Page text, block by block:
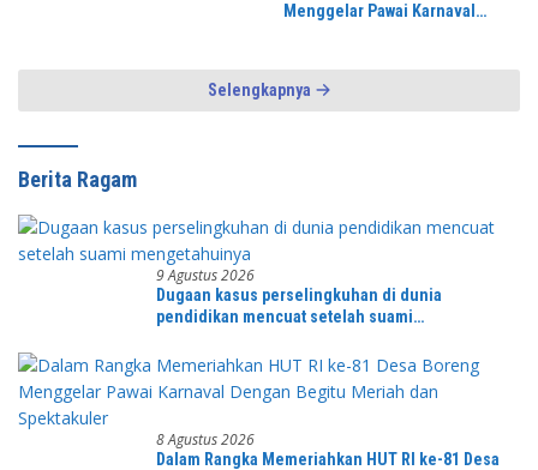
Menggelar Pawai Karnaval
Selengkapnya
Berita Ragam
9 Agustus 2026
Dugaan kasus perselingkuhan di dunia
pendidikan mencuat setelah suami
8 Agustus 2026
Dalam Rangka Memeriahkan HUT RI ke-81 Desa